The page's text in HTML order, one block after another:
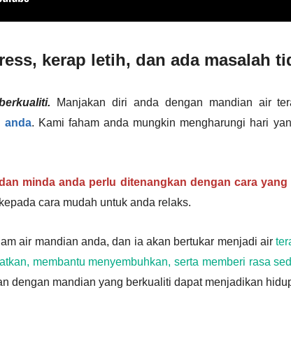
kerap letih, dan ada masalah
Manjakan diri anda dengan mandian air
anda. Kami faham anda mungkin mengharungi hari
minda anda perlu ditenangkan dengan cara yang
cara mudah untuk anda relaks.
air mandian anda, dan ia akan bertukar menjadi air
membantu menyembuhkan, serta memberi rasa
dengan mandian yang berkualiti dapat menjadikan